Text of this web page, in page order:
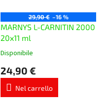
29,90 € –16 %
MARNYS L-CARNITIN 2000
20x11 ml
La
media
del
prodotto
Disponibile
24,90 €
Nel carrello